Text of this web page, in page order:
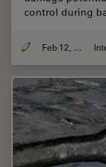
control during
Feb 12, 2026